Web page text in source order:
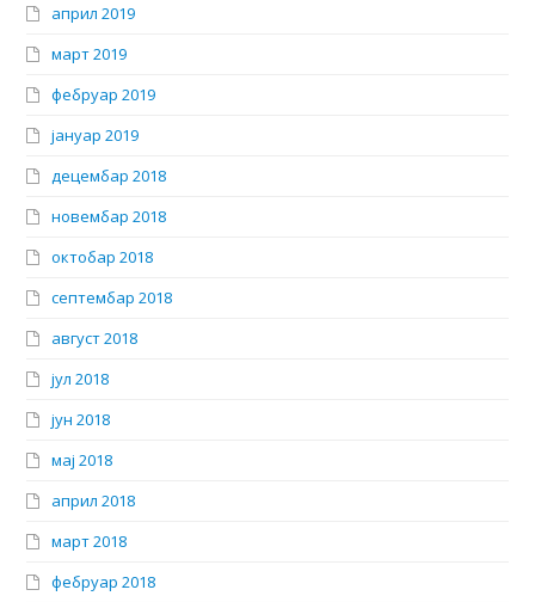
април 2019
март 2019
фебруар 2019
јануар 2019
децембар 2018
новембар 2018
октобар 2018
септембар 2018
август 2018
јул 2018
јун 2018
мај 2018
април 2018
март 2018
фебруар 2018